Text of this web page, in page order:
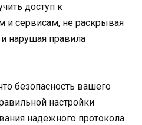
доступ к
и сервисам, не раскрывая
нарушая правила
безопасность вашего
настройки
надежного протокола